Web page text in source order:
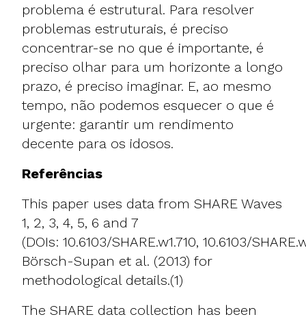
problema é estrutural. Para resolver
problemas estruturais, é preciso
concentrar-se no que é importante, é
preciso olhar para um horizonte a longo
prazo, é preciso imaginar. E, ao mesmo
tempo, não podemos esquecer o que é
urgente: garantir um rendimento
decente para os idosos.
Referências
This paper uses data from SHARE Waves
1, 2, 3, 4, 5, 6 and 7
(DOIs: 10.6103/SHARE.w1.710, 10.6103/
Börsch-Supan et al. (2013) for
methodological details.(1)
The SHARE data collection has been